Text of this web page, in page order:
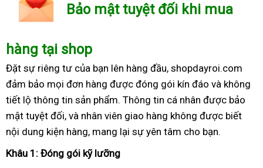
Bảo mật tuyệt đối khi mua
hàng tại shop
Đặt sự riêng tư của bạn lên hàng đầu, shopdayroi.com
đảm bảo mọi đơn hàng được đóng gói kín đáo và không
tiết lộ thông tin sản phẩm. Thông tin cá nhân được bảo
mật tuyệt đối, và nhân viên giao hàng không được biết
nội dung kiện hàng, mang lại sự yên tâm cho bạn.
Khâu 1: Đóng gói kỹ lưỡng